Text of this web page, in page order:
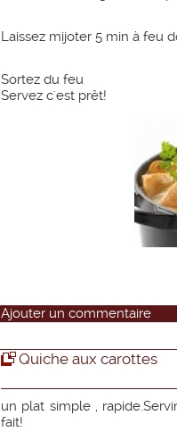
Laissez mijoter 5 min à feu
Sortez du feu
Servez c'est prêt!
Ajouter un commentaire
Quiche aux carottes
un plat simple ,
fait!